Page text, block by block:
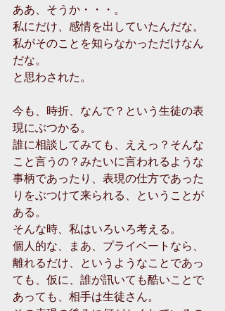
ああ、そうか・・・。
私にだけ、感情を出していたんだな。
私がそのことを知らなかっただけなん
だな。
と思わされた。
今も、時折、なんで？という生徒の表
現にぶつかる。
誰に相談してみても、ええっ？そんな
こと言うの？みたいに言われるような
事柄であったり、表現の仕方であった
りをぶつけて来られる、ということが
ある。
そんな時、私はいろいろ考える。
個人的な、まあ、プライベートなら、
離れるだけ、というようなことであっ
ても、仮に、誰が訊いても酷いことで
あっても、相手は生徒さん。